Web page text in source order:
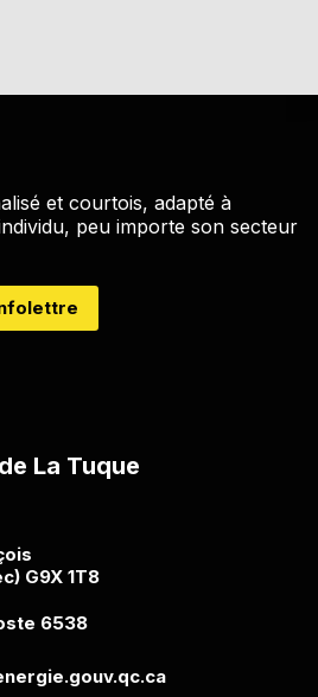
et courtois, adapté à
peu importe son secteur
La Tuque
G9X 1T8
6538